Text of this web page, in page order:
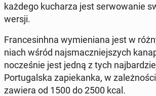
każdego ku­cha­rza jest ser­wo­wa­nie
wersji.
Fran­ce­sinh­na wy­mie­nia­na jest w
niach wśród naj­smacz­niej­szych
no­cze­śnie jest jedną z tych
Por­tu­gal­ska za­pie­kan­ka, w
zawiera od 1500 do 2500 kcal.